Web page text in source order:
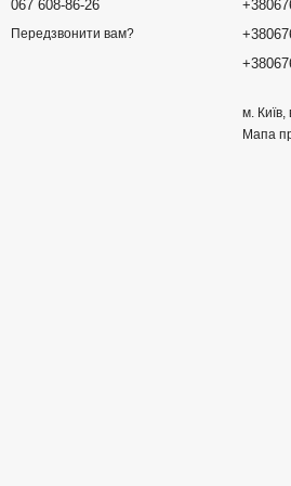
067 608-86-26
Передзвонити вам?
м. Київ,
Мапа